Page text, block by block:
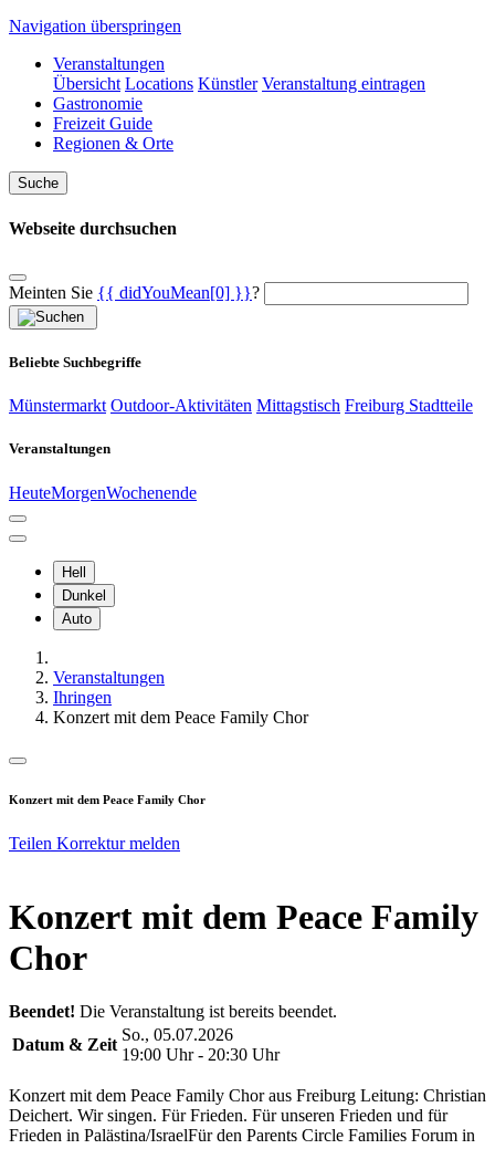
Navigation überspringen
Veranstaltungen
Übersicht Locations Künstler Veranstaltung eintragen
Gastronomie
Freizeit Guide
Regionen & Orte
Suche
Webseite durchsuchen
Meinten Sie {{ didYouMean[0] }}?
Beliebte Suchbegriffe
Münstermarkt Outdoor-Aktivitäten Mittagstisch Freiburg Stadtteile
Veranstaltungen
HeuteMorgenWochenende
Hell
Dunkel
Auto
Veranstaltungen
Ihringen
Konzert mit dem Peace Family Chor
Konzert mit dem Peace Family Chor
Teilen Korrektur melden
Konzert mit dem Peace Family
Chor
Beendet! Die Veranstaltung ist bereits beendet.
Datum & Zeit
So., 05.07.2026
19:00 Uhr - 20:30 Uhr
Konzert mit dem Peace Family Chor aus Freiburg Leitung: Christian
Deichert. Wir singen. Für Frieden. Für unseren Frieden und für
Frieden in Palästina/IsraelFür den Parents Circle Families Forum in